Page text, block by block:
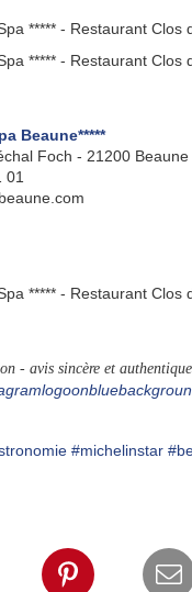
Beaune*****
Foch - 21200 Beaune
01
- avis sincère et authentique
#michelinstar